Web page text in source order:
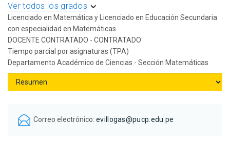
Ver todos los grados
Licenciado en Matemática y Licenciado en Educación Secundaria
con especialidad en Matemáticas
DOCENTE CONTRATADO - CONTRATADO
Tiempo parcial por asignaturas (TPA)
Departamento Académico de Ciencias - Sección Matemáticas
Correo electrónico: evillogas@pucp.edu.pe